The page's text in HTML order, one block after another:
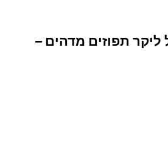
ליקר תפוזים מדהים –